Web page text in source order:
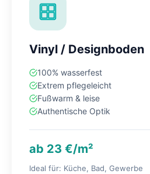
Vinyl / Designboden
100% wasserfest
Extrem pflegeleicht
Fußwarm & leise
Authentische Optik
ab 23 €/m²
Ideal für: Küche, Bad, Gewerbe